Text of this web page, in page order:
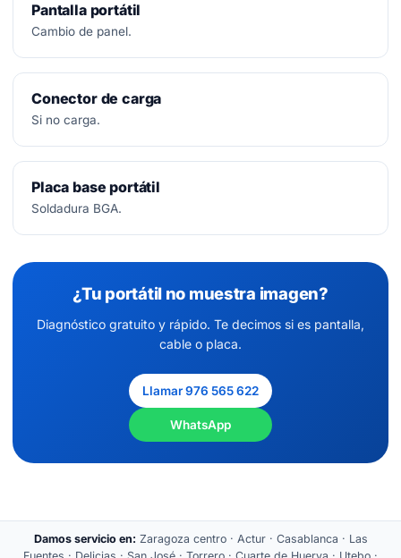
Pantalla portátil
Cambio de panel.
Conector de carga
Si no carga.
Placa base portátil
Soldadura BGA.
¿Tu portátil no muestra imagen?
Diagnóstico gratuito y rápido. Te decimos si es pantalla,
cable o placa.
Llamar 976 565 622
WhatsApp
Damos servicio en: Zaragoza centro · Actur · Casablanca · Las